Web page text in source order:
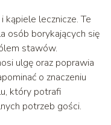
kąpiele lecznicze. Te
osób borykających się
stawów.
ulgę oraz poprawia
o znaczeniu
który potrafi
potrzeb gości.